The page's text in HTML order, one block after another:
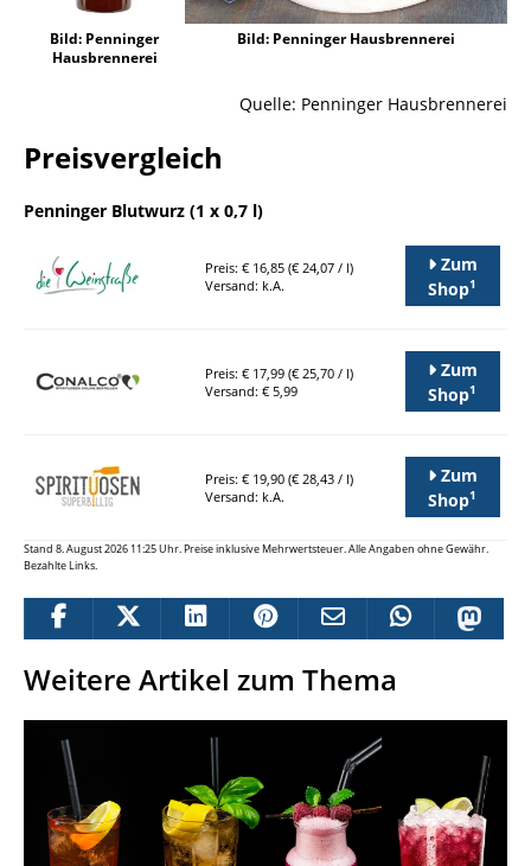
Bild: Penninger
Hausbrennerei
Bild: Penninger Hausbrennerei
Quelle: Penninger Hausbrennerei
Preisvergleich
Penninger Blutwurz (1 x 0,7 l)
Preis: € 16,85 (€ 24,07 / l)
Versand: k.A.
Zum
Shop1
Preis: € 17,99 (€ 25,70 / l)
Versand: € 5,99
Zum
Shop1
Preis: € 19,90 (€ 28,43 / l)
Versand: k.A.
Zum
Shop1
Stand 8. August 2026 11:25 Uhr. Preise inklusive Mehrwertsteuer. Alle Angaben ohne Gewähr.
Bezahlte Links.
Weitere Artikel zum Thema